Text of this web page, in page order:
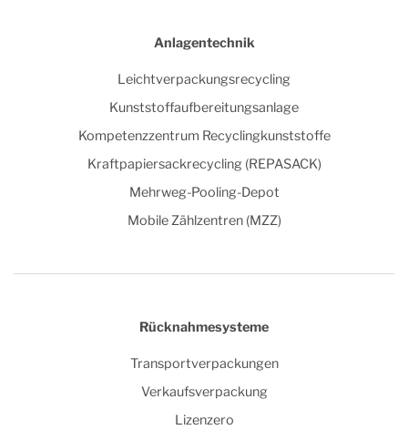
Anlagentechnik
Leichtverpackungsrecycling
Kunststoffaufbereitungsanlage
Kompetenzzentrum Recyclingkunststoffe
Kraftpapiersackrecycling (REPASACK)
Mehrweg-Pooling-Depot
Mobile Zählzentren (MZZ)
Rücknahmesysteme
Transportverpackungen
Verkaufsverpackung
Lizenzero